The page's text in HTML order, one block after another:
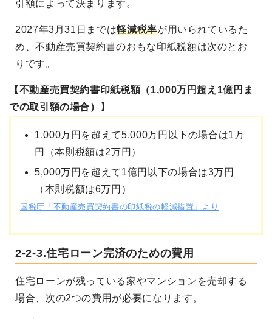
引額によって決まります。
2027年3月31日までは軽減税率が用いられているた
め、不動産売買契約書のおもな印紙税額は次のとお
りです。
【不動産売買契約書印紙税額（1,000万円超え1億円ま
での取引額の場合）】
1,000万円を超えて5,000万円以下の場合は1万
円（本則税額は2万円）
5,000万円を超えて1億円以下の場合は3万円
（本則税額は6万円）
国税庁「不動産売買契約書の印紙税の軽減措置」より
2-2-3.住宅ローン完済のための費用
住宅ローンが残っている家やマンションを売却する
場合、次の2つの費用が必要になります。